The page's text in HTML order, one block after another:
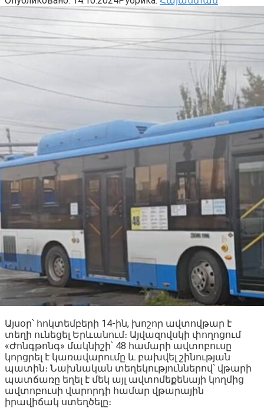
Այսօր՝ հոկտեմբերի 14-ին, խոշոր ավտովթար է
տեղի ունեցել Երևանում։ Այվազովսկի փողոցում
«Ժոնգթոնգ» մակնիշի՝ 48 համարի ավտոբուսը
կորցրել է կառավարումը և բախվել շինության
պատին։ Նախնական տեղեկություններով՝ վթարի
պատճառը եղել է մեկ այլ ավտոմեքենայի կողմից
ավտոբուսի վարորդի համար վթարային
իրավիճակ ստեղծելը։